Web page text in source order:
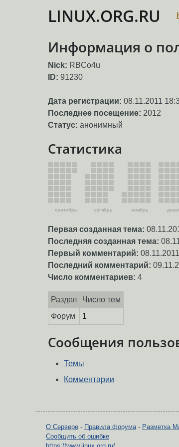
LINUX.ORG.RU
Информация о
Nick: RBCo4u
ID: 91230
Дата регистрации: 08.11.2011
Последнее посещение: 2012
Статус: анонимный
Статистика
сентябрь октябрь ноябрь
Первая созданная тема:
Последняя созданная тема:
Первый комментарий:
Последний комментарий:
Число комментариев: 4
Раздел
Число тем
Форум
1
Сообщения
Темы
Комментарии
О Сервере - Правила форума- Разметка
Сообщить об ошибке